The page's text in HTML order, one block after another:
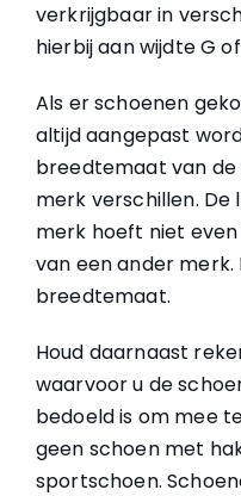
verkrijgbaar in
hierbij aan wijdte G of
Als er schoenen
altijd aangepast
breedtemaat van
merk verschillen.
merk hoeft niet
van een ander
breedtemaat.
Houd daarnaast
waarvoor u de
bedoeld is om mee
geen schoen met
sportschoen.